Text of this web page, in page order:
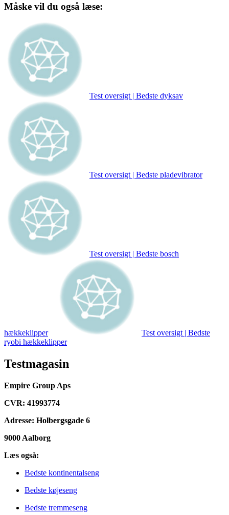
Måske vil du også læse:
Test oversigt | Bedste dyksav
Test oversigt | Bedste pladevibrator
Test oversigt | Bedste bosch
hækkeklipper
Test oversigt | Bedste
ryobi hækkeklipper
Testmagasin
Empire Group Aps
CVR: 41993774
Adresse: Holbergsgade 6
9000 Aalborg
Læs også:
Bedste kontinentalseng
Bedste køjeseng
Bedste tremmeseng